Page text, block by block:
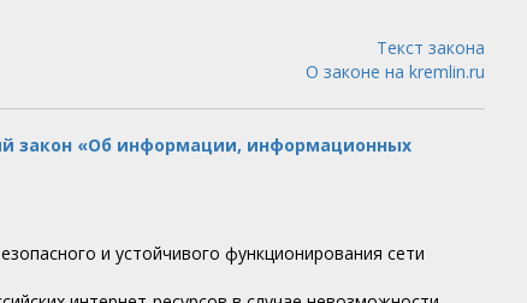
Текст закона
О законе на kremlin.ru
закон «Об информации, информационных
и устойчивого функционирования сети